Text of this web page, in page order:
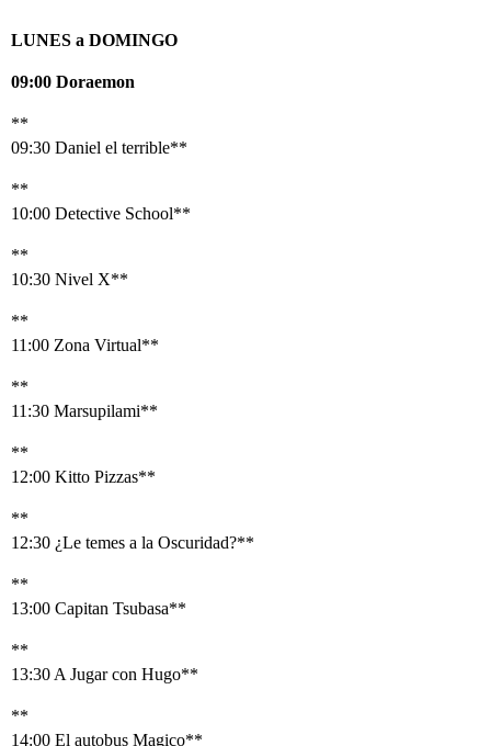
LUNES a DOMINGO
09:00 Doraemon
**
09:30 Daniel el terrible**
**
10:00 Detective School**
**
10:30 Nivel X**
**
11:00 Zona Virtual**
**
11:30 Marsupilami**
**
12:00 Kitto Pizzas**
**
12:30 ¿Le temes a la Oscuridad?**
**
13:00 Capitan Tsubasa**
**
13:30 A Jugar con Hugo**
**
14:00 El autobus Magico**